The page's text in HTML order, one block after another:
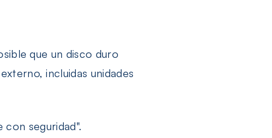
que un disco duro
incluidas unidades
seguridad".